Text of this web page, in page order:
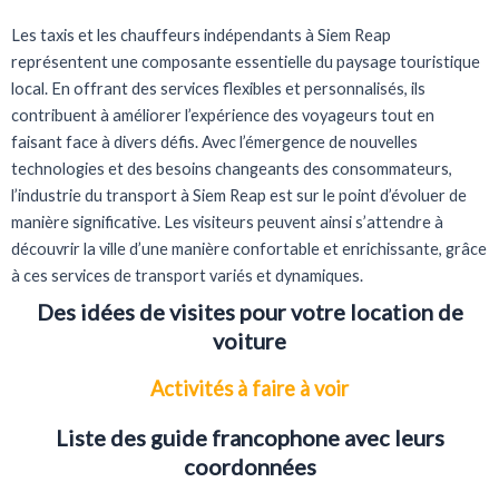
Les taxis et les chauffeurs indépendants à Siem Reap
représentent une composante essentielle du paysage touristique
local. En offrant des services flexibles et personnalisés, ils
contribuent à améliorer l’expérience des voyageurs tout en
faisant face à divers défis. Avec l’émergence de nouvelles
technologies et des besoins changeants des consommateurs,
l’industrie du transport à Siem Reap est sur le point d’évoluer de
manière significative. Les visiteurs peuvent ainsi s’attendre à
découvrir la ville d’une manière confortable et enrichissante, grâce
à ces services de transport variés et dynamiques.
Des idées de visites pour votre location de
voiture
Activités à faire à voir
Liste des guide francophone avec leurs
coordonnées